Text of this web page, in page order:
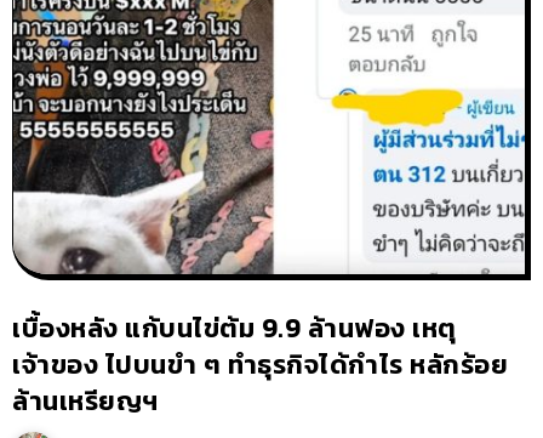
เบื้องหลัง แก้บนไข่ต้ม 9.9 ล้านฟอง เหตุ
เจ้าของ ไปบนขำ ๆ ทำธุรกิจได้กำไร หลักร้อย
ล้านเหรียญฯ